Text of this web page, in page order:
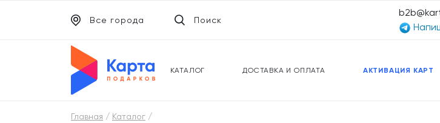
КАТАЛОГ ДОСТАВКА И ОПЛАТА АКТИВАЦИЯ КАРТ
Все города Поиск
ПОДАРОЧНЫЕ КАРТЫ
Главная
Каталог